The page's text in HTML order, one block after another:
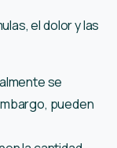
el dolor y las
se
pueden